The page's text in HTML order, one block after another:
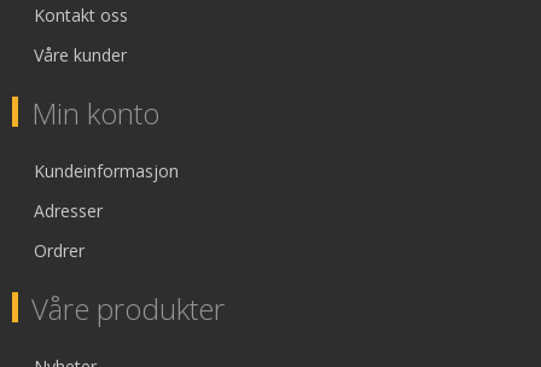
Kontakt oss
Våre kunder
Min konto
Kundeinformasjon
Adresser
Ordrer
Våre produkter